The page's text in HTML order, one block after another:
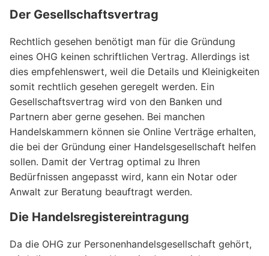
Der Gesellschaftsvertrag
Rechtlich gesehen benötigt man für die Gründung
eines OHG keinen schriftlichen Vertrag. Allerdings ist
dies empfehlenswert, weil die Details und Kleinigkeiten
somit rechtlich gesehen geregelt werden. Ein
Gesellschaftsvertrag wird von den Banken und
Partnern aber gerne gesehen. Bei manchen
Handelskammern können sie Online Verträge erhalten,
die bei der Gründung einer Handelsgesellschaft helfen
sollen. Damit der Vertrag optimal zu Ihren
Bedürfnissen angepasst wird, kann ein Notar oder
Anwalt zur Beratung beauftragt werden.
Die Handelsregistereintragung
Da die OHG zur Personenhandelsgesellschaft gehört,